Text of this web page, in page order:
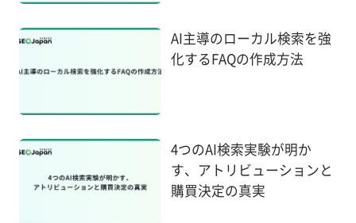
AI主導のローカル検索を強
化するFAQの作成方法
4つのAI検索実験が明か
す、アトリビューションと
購買決定の真実